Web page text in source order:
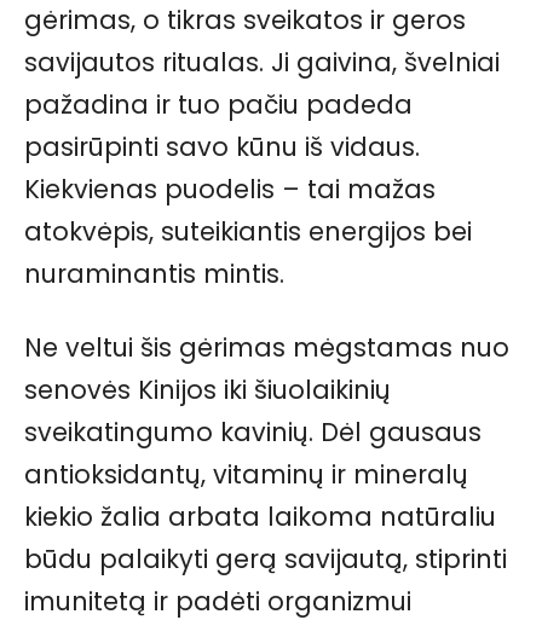
gėrimas, o tikras sveikatos ir geros
savijautos ritualas. Ji gaivina, švelniai
pažadina ir tuo pačiu padeda
pasirūpinti savo kūnu iš vidaus.
Kiekvienas puodelis – tai mažas
atokvėpis, suteikiantis energijos bei
nuraminantis mintis.
Ne veltui šis gėrimas mėgstamas nuo
senovės Kinijos iki šiuolaikinių
sveikatingumo kavinių. Dėl gausaus
antioksidantų, vitaminų ir mineralų
kiekio žalia arbata laikoma natūraliu
būdu palaikyti gerą savijautą, stiprinti
imunitetą ir padėti organizmui